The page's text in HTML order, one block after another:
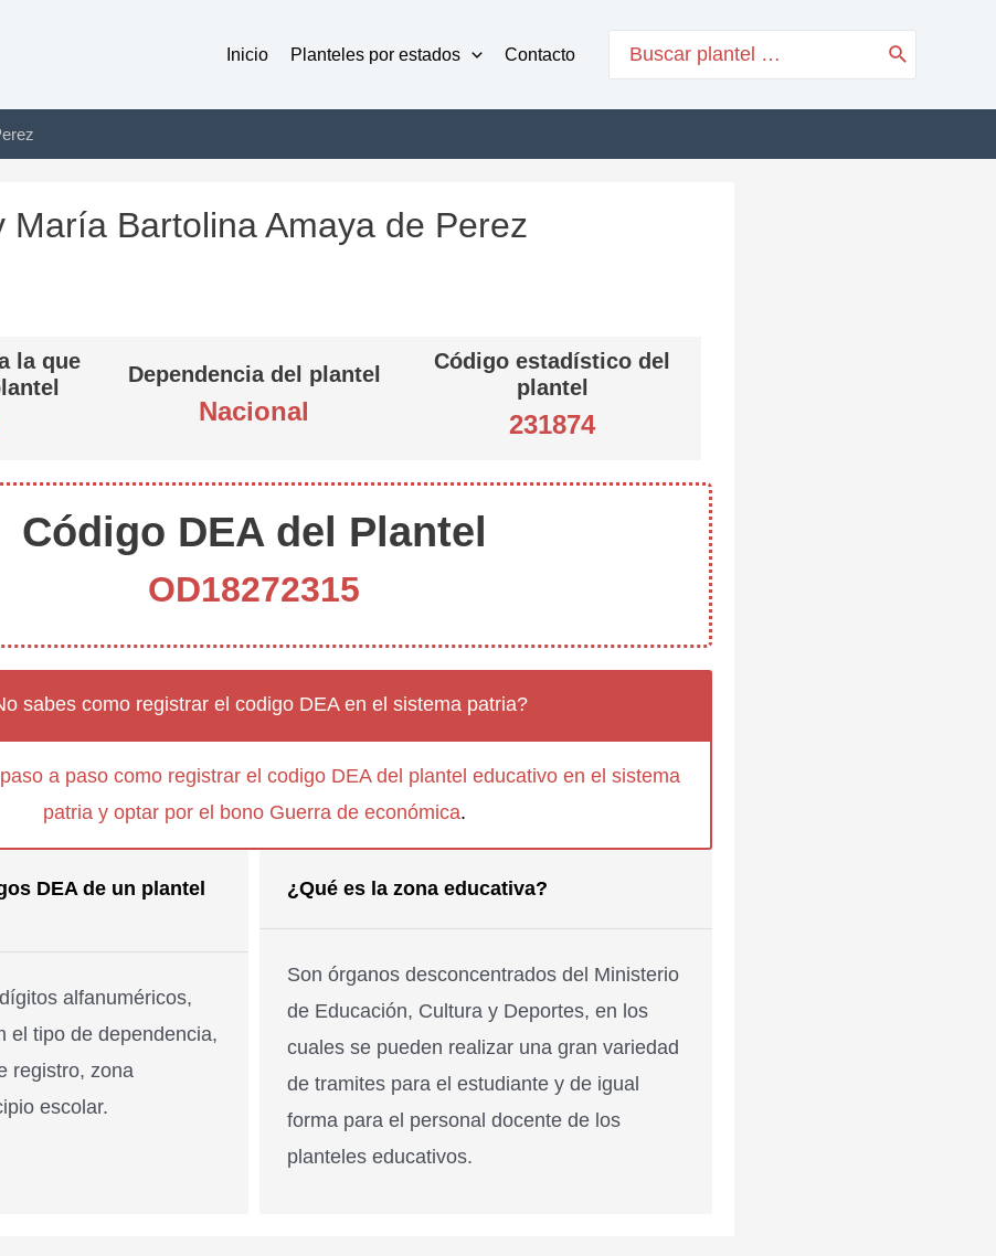
Inicio Planteles por estados Contacto
for:
María Bartolina Amaya de Perez
la que
Dependencia del plantel
Nacional
Código estadístico del
plantel
231874
Código DEA del Plantel
OD18272315
sabes como registrar el codigo DEA en el sistema patria?
a paso como registrar el codigo DEA del plantel educativo en el sistema
patria y optar por el bono Guerra de económica.
DEA de un plantel
alfanuméricos,
el tipo de dependencia,
registro, zona
escolar.
¿Qué es la zona educativa?
Son órganos desconcentrados del Ministerio
de Educación, Cultura y Deportes, en los
cuales se pueden realizar una gran variedad
de tramites para el estudiante y de igual
forma para el personal docente de los
planteles educativos.